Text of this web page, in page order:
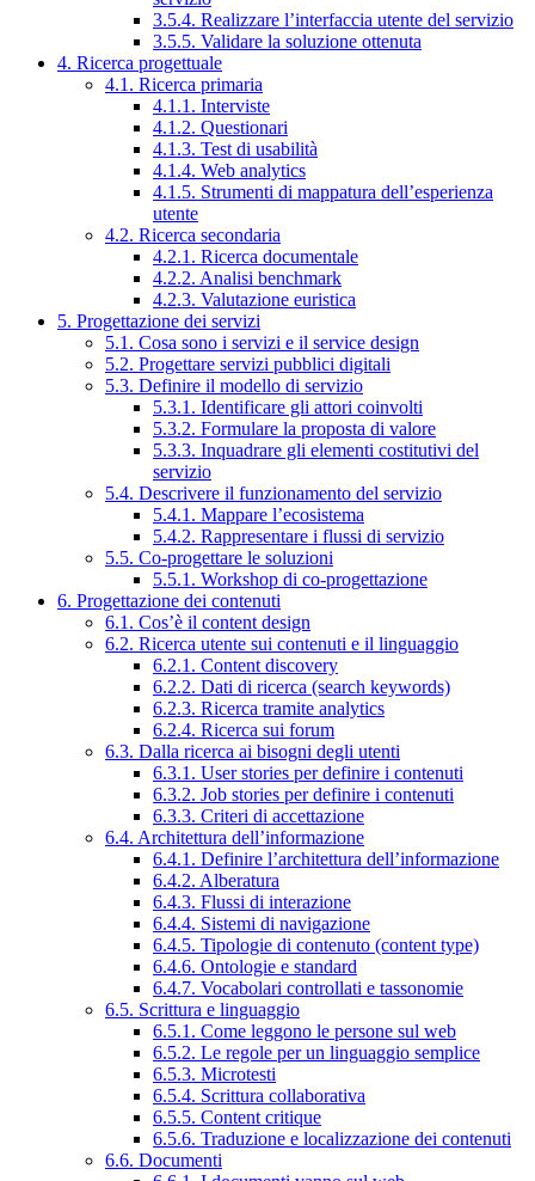
3.5.4. Realizzare l’interfaccia utente del servizio
3.5.5. Validare la soluzione ottenuta
4. Ricerca progettuale
4.1. Ricerca primaria
4.1.1. Interviste
4.1.2. Questionari
4.1.3. Test di usabilità
4.1.4. Web analytics
4.1.5. Strumenti di mappatura dell’esperienza
utente
4.2. Ricerca secondaria
4.2.1. Ricerca documentale
4.2.2. Analisi benchmark
4.2.3. Valutazione euristica
5. Progettazione dei servizi
5.1. Cosa sono i servizi e il service design
5.2. Progettare servizi pubblici digitali
5.3. Definire il modello di servizio
5.3.1. Identificare gli attori coinvolti
5.3.2. Formulare la proposta di valore
5.3.3. Inquadrare gli elementi costitutivi del
servizio
5.4. Descrivere il funzionamento del servizio
5.4.1. Mappare l’ecosistema
5.4.2. Rappresentare i flussi di servizio
5.5. Co-progettare le soluzioni
5.5.1. Workshop di co-progettazione
6. Progettazione dei contenuti
6.1. Cos’è il content design
6.2. Ricerca utente sui contenuti e il linguaggio
6.2.1. Content discovery
6.2.2. Dati di ricerca (search keywords)
6.2.3. Ricerca tramite analytics
6.2.4. Ricerca sui forum
6.3. Dalla ricerca ai bisogni degli utenti
6.3.1. User stories per definire i contenuti
6.3.2. Job stories per definire i contenuti
6.3.3. Criteri di accettazione
6.4. Architettura dell’informazione
6.4.1. Definire l’architettura dell’informazione
6.4.2. Alberatura
6.4.3. Flussi di interazione
6.4.4. Sistemi di navigazione
6.4.5. Tipologie di contenuto (content type)
6.4.6. Ontologie e standard
6.4.7. Vocabolari controllati e tassonomie
6.5. Scrittura e linguaggio
6.5.1. Come leggono le persone sul web
6.5.2. Le regole per un linguaggio semplice
6.5.3. Microtesti
6.5.4. Scrittura collaborativa
6.5.5. Content critique
6.5.6. Traduzione e localizzazione dei contenuti
6.6. Documenti